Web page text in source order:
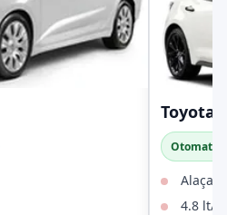
Toyota
Otomatik
4.8 lt/